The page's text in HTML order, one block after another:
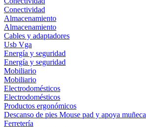
Conectividad
Almacenamiento
Almacenamiento
Cables y adaptadores
Usb Vga
Energía y seguridad
Energía y seguridad
Mobiliario
Mobiliario
Electrodomésticos
Electrodomésticos
Productos ergonómicos
Descanso de pies Mouse pad y apoya muñeca
Ferretería